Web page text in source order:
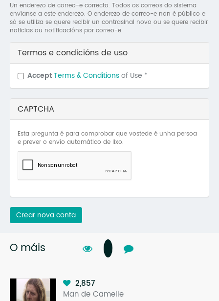
O
O
Un enderezo de correo-e correcto. Todos os correos do sistema
envíanse a este enderezo. O enderezo de correo-e non é público e
só se utiliza se quere recibir un contrasinal novo ou se quere recibir
noticias ou notificacións por correo-e.
Termos e condicións de uso
AcceptTerms & Conditionsof Use *
CAPTCHA
Esta pregunta é para comprobar que vostede é unha persoa
e prever o envío automático de lixo.
Crear nova conta
O máis
2,857
Man de Camelle